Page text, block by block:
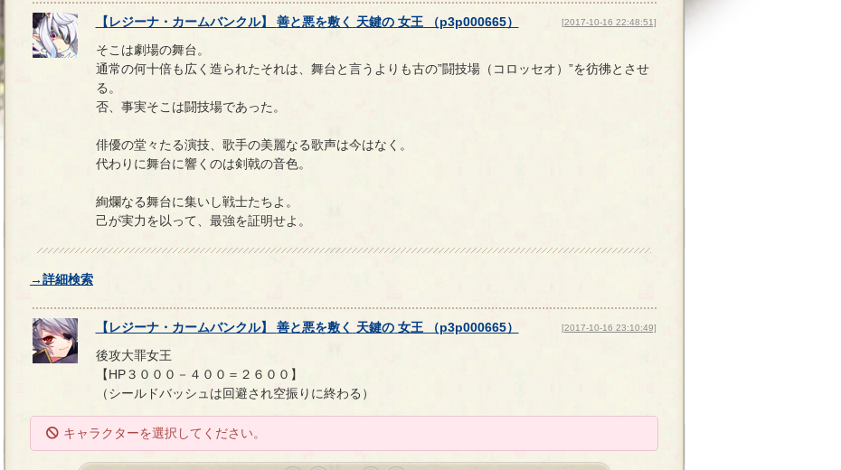
【レジーナ・カームバンクル】 善と悪を敷く 天鍵の 女王（p3p000665） [2017-10-16 22:48:51]
そこは劇場の舞台。
通常の何十倍も広く造られたそれは、舞台と言うよりも古の”闘技場（コロッセオ）”を彷彿とさせ
る。
否、事実そこは闘技場であった。
俳優の堂々たる演技、歌手の美麗なる歌声は今はなく。
代わりに舞台に響くのは剣戟の音色。
絢爛なる舞台に集いし戦士たちよ。
己が実力を以って、最強を証明せよ。
→詳細検索
【レジーナ・カームバンクル】 善と悪を敷く 天鍵の 女王（p3p000665） [2017-10-16 23:10:49]
後攻大罪女王
【HP３０００－４００＝２６００】
（シールドバッシュは回避され空振りに終わる）
キャラクターを選択してください。